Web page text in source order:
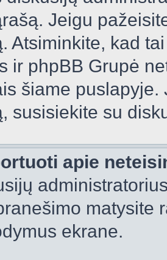
Jeigu
Atsiminkite, kad
ir phpBB Grupė
šiame
susisiekite su
apie
matysite
ekrane.